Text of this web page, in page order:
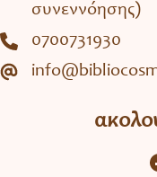
συνεννόησης)
0700731930